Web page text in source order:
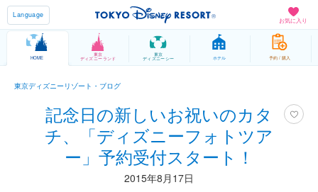
お気に入り
Language
HOME
東京
ディズニーランド
東京
ディズニーシー ホテル 予約 / 購入
東京ディズニーリゾート・ブログ
記念日の新しいお祝いのカタ
チ、「ディズニーフォトツア
ー」予約受付スタート！
2015年8月17日